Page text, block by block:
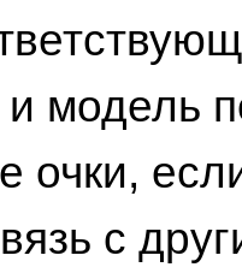
модель
очки,
с